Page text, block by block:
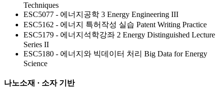
Techniques
ESC5077 - 에너지공학 3 Energy Engineering III
ESC5162 - 에너지 특허작성 실습 Patent Writing Practice
ESC5179 - 에너지석학강좌 2 Energy Distinguished Lecture
Series II
ESC5180 - 에너지와 빅데이터 처리 Big Data for Energy
Science
나노소재 · 소자 기반